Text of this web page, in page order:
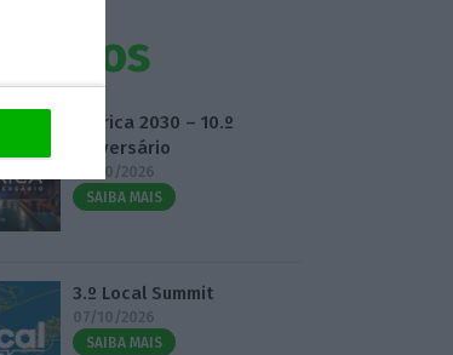
Eventos
Fábrica 2030 – 10.º
Aniversário
14/10/2026
SAIBA MAIS
3.º Local Summit
07/10/2026
SAIBA MAIS